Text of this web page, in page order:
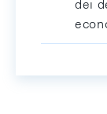
dei